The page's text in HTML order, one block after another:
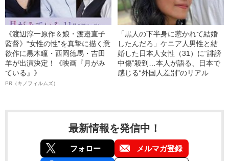
《渡辺淳一原作＆娘・渡邉直子
監督》“女性の性”を真摯に描く意
欲作に黒木瞳・西岡德馬・吉田
羊が出演決定！《映画『月がみ
ている』》
PR（キノフィルムズ）
「黒人の下半身に惹かれて結婚
したんだろ」ケニア人男性と結
婚した日本人女性（31）に“誹謗
中傷”殺到…本人が語る、日本で
感じる“外国人差別”のリアル
最新情報を発信中！
フォロー メルマガ登録